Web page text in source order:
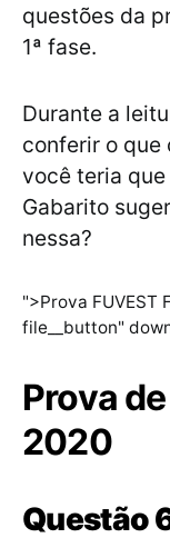
questões da
1ª fase.
Durante a
conferir o que
você teria
Gabarito
nessa?
">Prova FUVEST
file__button"
Prova
2020
Questão